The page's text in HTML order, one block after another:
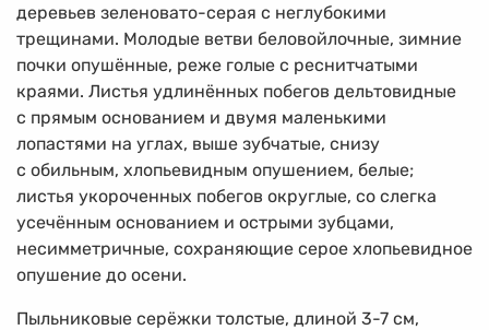
деревьев зеленовато-серая с неглубокими
трещинами. Молодые ветви беловойлочные, зимние
почки опушённые, реже голые с реснитчатыми
краями. Листья удлинённых побегов дельтовидные
с прямым основанием и двумя маленькими
лопастями на углах, выше зубчатые, снизу
с обильным, хлопьевидным опушением, белые;
листья укороченных побегов округлые, со слегка
усечённым основанием и острыми зубцами,
несимметричные, сохраняющие серое хлопьевидное
опушение до осени.
Пыльниковые серёжки толстые, длиной 3-7 см,